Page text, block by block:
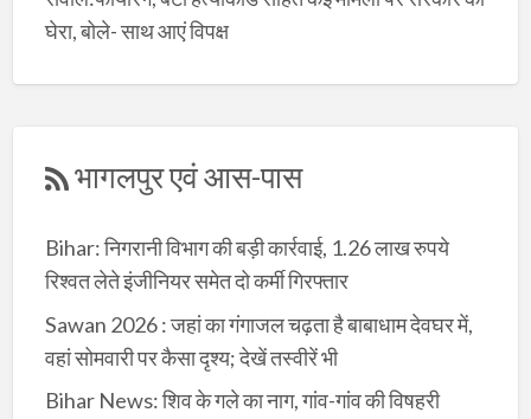
घेरा, बोले- साथ आएं विपक्ष
भागलपुर एवं आस-पास
Bihar: निगरानी विभाग की बड़ी कार्रवाई, 1.26 लाख रुपये
रिश्वत लेते इंजीनियर समेत दो कर्मी गिरफ्तार
Sawan 2026 : जहां का गंगाजल चढ़ता है बाबाधाम देवघर में,
वहां सोमवारी पर कैसा दृश्य; देखें तस्वीरें भी
Bihar News: शिव के गले का नाग, गांव-गांव की विषहरी